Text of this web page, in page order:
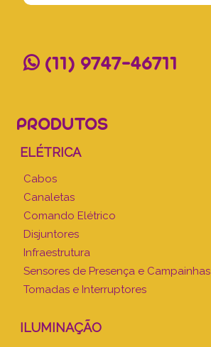
(11) 9747-46711
PRODUTOS
ELÉTRICA
Cabos
Canaletas
Comando Elétrico
Disjuntores
Infraestrutura
Sensores de Presença e Campainhas
Tomadas e Interruptores
ILUMINAÇÃO